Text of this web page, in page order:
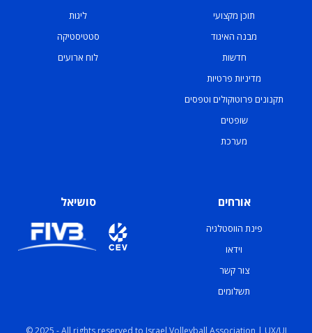
תוכן מקצועי
מבנה האיגוד
חדשות
מדיניות פרטיות
תקנונים פרוטוקולים וטפסים
שופטים
מערכת
ליגות
סטטיסטיקה
לוח ארועים
אורחים
פינת הווסטלגיה
וידאו
צור קשר
תשלומים
סושיאל
© 2025 - All rights reserved to Israel Volleyball Association | UX/UI